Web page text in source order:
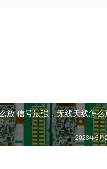
放 信号最强，无线天线怎
2023年6月